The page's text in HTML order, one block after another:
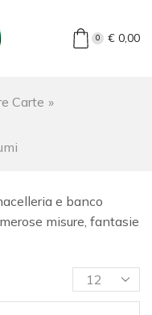
0 €0,00
Carte »
e banco
misure, fantasie